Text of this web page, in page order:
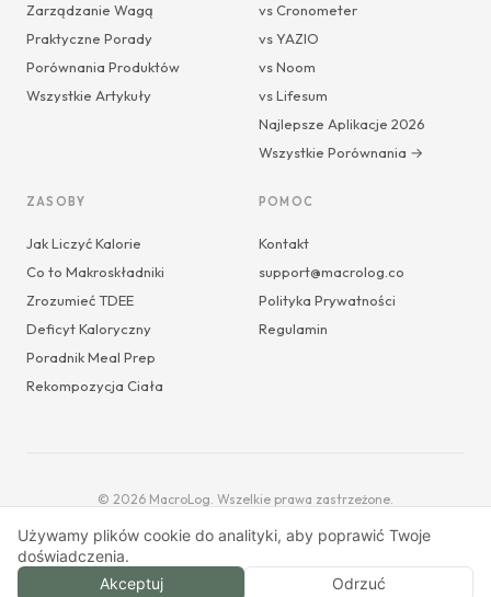
Zarządzanie Wagą
Praktyczne Porady
Porównania Produktów
Wszystkie Artykuły
vs Cronometer
vs YAZIO
vs Noom
vs Lifesum
Najlepsze Aplikacje 2026
Wszystkie Porównania →
ZASOBY
Jak Liczyć Kalorie
Co to Makroskładniki
Zrozumieć TDEE
Deficyt Kaloryczny
Poradnik Meal Prep
Rekompozycja Ciała
POMOC
Kontakt
support@macrolog.co
Polityka Prywatności
Regulamin
© 2026 MacroLog. Wszelkie prawa zastrzeżone.
Używamy plików cookie do analityki, aby poprawić Twoje
doświadczenia.
Akceptuj
Odrzuć